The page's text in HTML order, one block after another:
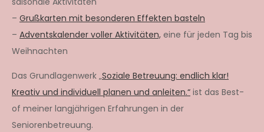
– Grußkarten mit besonderen Effekten basteln
– Adventskalender voller Aktivitäten, eine für jeden Tag bis
Weihnachten
Das Grundlagenwerk „Soziale Betreuung: endlich klar!
Kreativ und individuell planen und anleiten.“ ist das Best-
of meiner langjährigen Erfahrungen in der
Seniorenbetreuung.